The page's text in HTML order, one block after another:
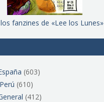
fanzines de «Lee los Lunes»
(603)
(610)
(412)